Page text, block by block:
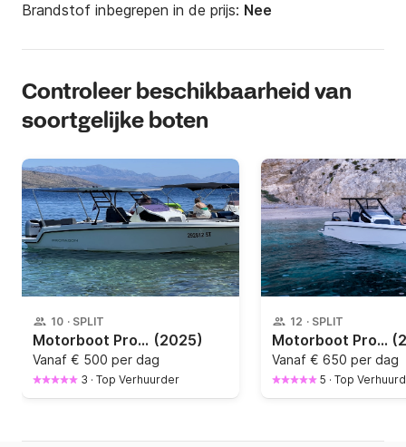
Brandstof inbegrepen in de prijs: Nee
Controleer beschikbaarheid van
soortgelijke boten
10 · SPLIT
Motorboot Protagon Protagon 25 (2025)
Vanaf € 500 per dag
3 · Top Verhuurder
12 · SPLIT
Motorboot Protagon Yachts 25 SUNDECK 300pk
Vanaf € 650 per dag
5 · Top